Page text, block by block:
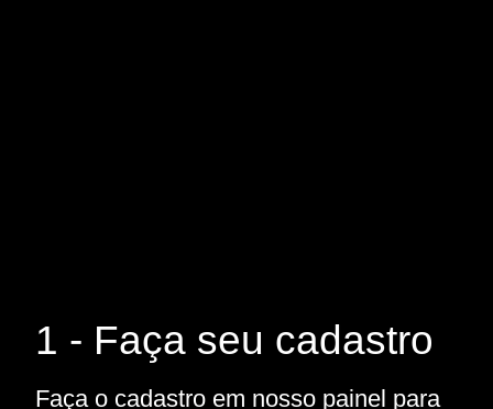
1 - Faça seu cadastro
Faça o cadastro em nosso painel para